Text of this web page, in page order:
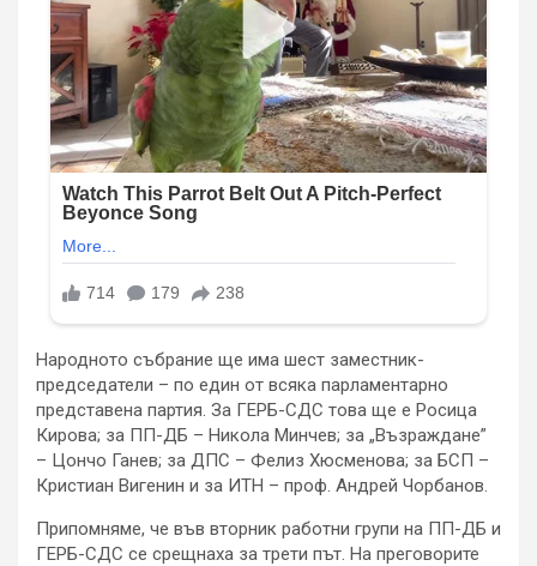
Народното събрание ще има шест заместник-
председатели – по един от всяка парламентарно
представена партия. За ГЕРБ-СДС това ще е Росица
Кирова; за ПП-ДБ – Никола Минчев; за „Възраждане”
– Цончо Ганев; за ДПС – Фелиз Хюсменова; за БСП –
Кристиан Вигенин и за ИТН – проф. Андрей Чорбанов.
Припомняме, че във вторник работни групи на ПП-ДБ и
ГЕРБ-СДС се срещнаха за трети път. На преговорите